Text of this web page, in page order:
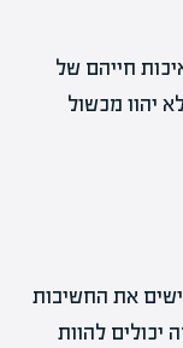
חייהם של
יהוו מכשול
את החשיבות
להוות